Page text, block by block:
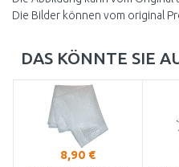
Die Bilder können vom original
DAS KÖNNTE SIE
8,90 €